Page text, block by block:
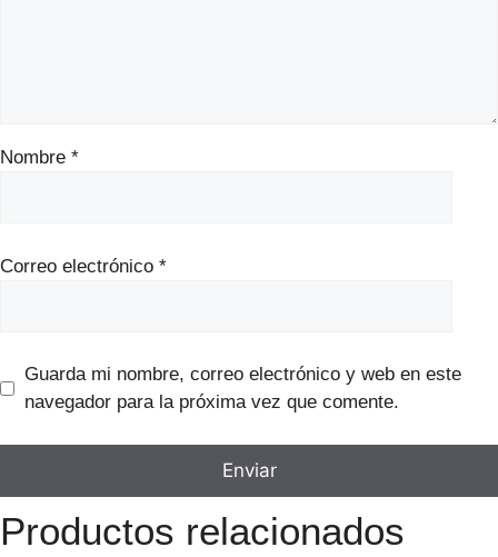
Nombre *
Correo electrónico *
Guarda mi nombre, correo electrónico y web en este
navegador para la próxima vez que comente.
Productos relacionados